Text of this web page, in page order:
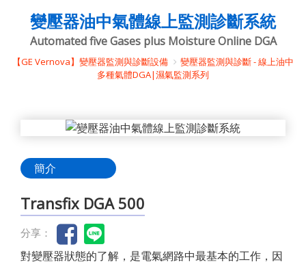
變壓器油中氣體線上監測診斷系統
Automated five Gases plus Moisture Online DGA
【GE Vernova】變壓器監測與診斷設備
變壓器監測與診斷 - 線上油中
多種氣體DGA|濕氣監測系列
簡介
Transfix DGA 500
分享：
對變壓器狀態的了解，是電氣網路中最基本的工作，因